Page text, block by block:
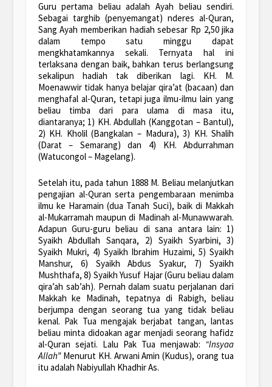
Guru pertama beliau adalah Ayah beliau sendiri.
Sebagai targhib (penyemangat) nderes al-Quran,
Sang Ayah memberikan hadiah sebesar Rp 2,50 jika
dalam tempo satu minggu dapat
mengkhatamkannya sekali. Ternyata hal ini
terlaksana dengan baik, bahkan terus berlangsung
sekalipun hadiah tak diberikan lagi. KH. M.
Moenawwir tidak hanya belajar qira’at (bacaan) dan
menghafal al-Quran, tetapi juga ilmu-ilmu lain yang
beliau timba dari para ulama di masa itu,
diantaranya; 1) KH. Abdullah (Kanggotan – Bantul),
2) KH. Kholil (Bangkalan – Madura), 3) KH. Shalih
(Darat – Semarang) dan 4) KH. Abdurrahman
(Watucongol – Magelang).
Setelah itu, pada tahun 1888 M. Beliau melanjutkan
pengajian al-Quran serta pengembaraan menimba
ilmu ke Haramain (dua Tanah Suci), baik di Makkah
al-Mukarramah maupun di Madinah al-Munawwarah.
Adapun Guru-guru beliau di sana antara lain: 1)
Syaikh Abdullah Sanqara, 2) Syaikh Syarbini, 3)
Syaikh Mukri, 4) Syaikh Ibrahim Huzaimi, 5) Syaikh
Manshur, 6) Syaikh Abdus Syakur, 7) Syaikh
Mushthafa, 8) Syaikh Yusuf Hajar (Guru beliau dalam
qira’ah sab’ah). Pernah dalam suatu perjalanan dari
Makkah ke Madinah, tepatnya di Rabigh, beliau
berjumpa dengan seorang tua yang tidak beliau
kenal. Pak Tua mengajak berjabat tangan, lantas
beliau minta didoakan agar menjadi seorang hafidz
al-Quran sejati. Lalu Pak Tua menjawab: “Insyaa
Allah”Menurut KH. Arwani Amin (Kudus), orang tua
itu adalah Nabiyullah Khadhir As.